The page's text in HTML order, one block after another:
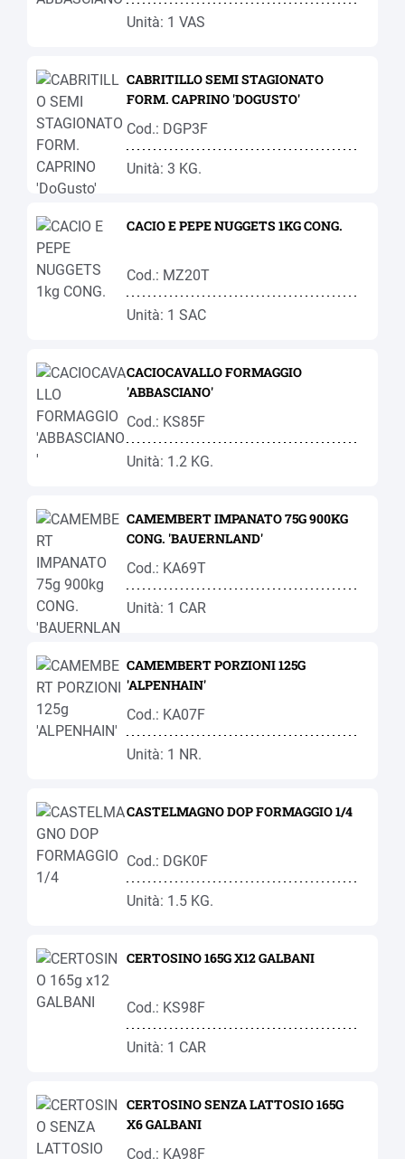
Unità: 1 VAS
CABRITILLO SEMI STAGIONATO
FORM. CAPRINO 'DOGUSTO'
Cod.: DGP3F
Unità: 3 KG.
CACIO E PEPE NUGGETS 1KG CONG.
Cod.: MZ20T
Unità: 1 SAC
CACIOCAVALLO FORMAGGIO
'ABBASCIANO'
Cod.: KS85F
Unità: 1.2 KG.
CAMEMBERT IMPANATO 75G 900KG
CONG. 'BAUERNLAND'
Cod.: KA69T
Unità: 1 CAR
CAMEMBERT PORZIONI 125G
'ALPENHAIN'
Cod.: KA07F
Unità: 1 NR.
CASTELMAGNO DOP FORMAGGIO 1/4
Cod.: DGK0F
Unità: 1.5 KG.
CERTOSINO 165G X12 GALBANI
Cod.: KS98F
Unità: 1 CAR
CERTOSINO SENZA LATTOSIO 165G
X6 GALBANI
Cod.: KA98F